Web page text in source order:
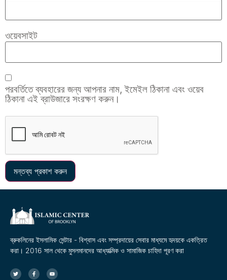
ওয়েবসাইট
পরবর্তিতে ব্যবহারের জন্য আপনার নাম, ইমেইল ঠিকানা এবং ওয়েব
ঠিকানা এই ব্রাউজারে সংরক্ষণ করুন।
ব্রুকলিনের ইসলামিক সেন্টার - বিশ্বাস এবং সম্প্রদায়ের সেবার মাধ্যমে হৃদয়কে একত্রিত
করা। 2016 সাল থেকে মুসলমানদের আধ্যাত্মিক ও সামাজিক চাহিদা পূরণ করা